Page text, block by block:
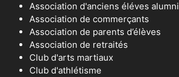
Association d'anciens éléves alumni
Association de commerçants
Association de parents d’élèves
Association de retraités
Club d'arts martiaux
Club d'athlétisme